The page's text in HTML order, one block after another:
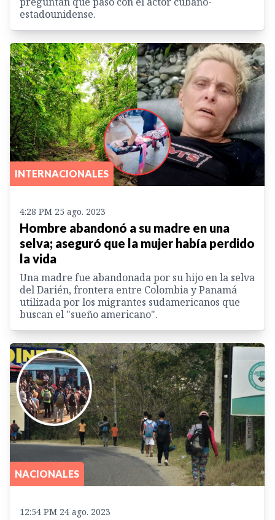
estadounidense.
INTERNACIONALES
4:28 PM 25 ago. 2023
Hombre abandonó a su madre en una
selva; aseguró que la mujer había perdido
la vida
Una madre fue abandonada por su hijo en la selva
del Darién, frontera entre Colombia y Panamá
utilizada por los migrantes sudamericanos que
buscan el "sueño americano".
NACIONALES
12:54 PM 24 ago. 2023